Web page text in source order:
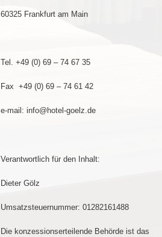
60325 Frankfurt am Main
Tel. +49 (0) 69 – 74 67 35
Fax +49 (0) 69 – 74 61 42
e-mail: info@hotel-goelz.de
Verantwortlich für den Inhalt:
Dieter Gölz
Umsatzsteuernummer: 01282161488
Die konzessionserteilende Behörde ist das